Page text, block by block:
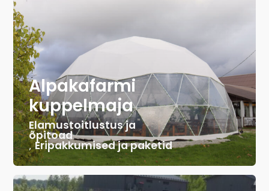
Alpakafarmi
kuppelmaja
Elamustoitlustus ja
õpitoad
,Eripakkumised ja paketid